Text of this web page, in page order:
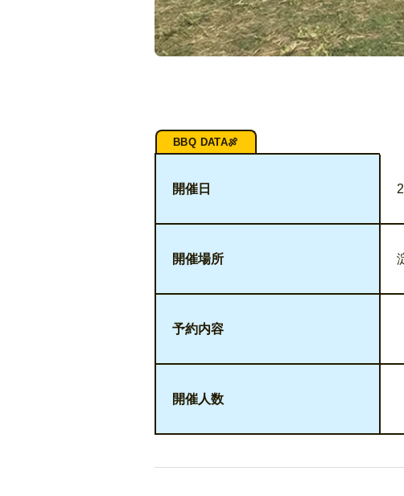
開催日
開催場所
予約内容
開催人数